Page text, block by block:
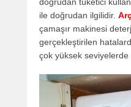
ile doğrudan ilgilidir.
çamaşır makinesi
gerçekleştirilen
çok yüksek seviyelerde